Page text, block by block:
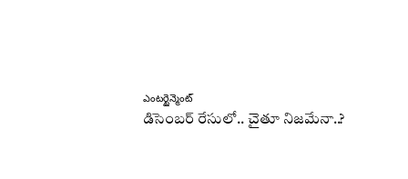
ఎంటర్టైన్మెంట్
డిసెంబర్ రేసులో.. చైతూ నిజమేనా..?